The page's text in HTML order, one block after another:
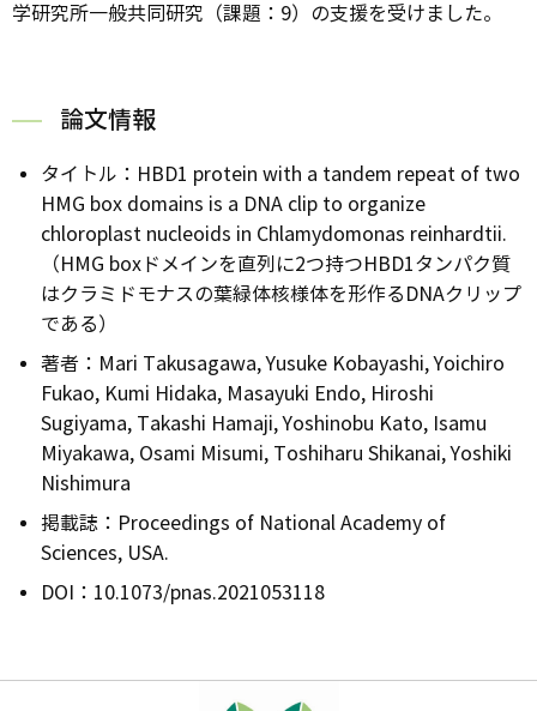
学研究所一般共同研究（課題：9）の支援を受けました。
論文情報
タイトル：HBD1 protein with a tandem repeat of two
HMG box domains is a DNA clip to organize
chloroplast nucleoids in Chlamydomonas reinhardtii.
（HMG boxドメインを直列に2つ持つHBD1タンパク質
はクラミドモナスの葉緑体核様体を形作るDNAクリップ
である）
著者：Mari Takusagawa, Yusuke Kobayashi, Yoichiro
Fukao, Kumi Hidaka, Masayuki Endo, Hiroshi
Sugiyama, Takashi Hamaji, Yoshinobu Kato, Isamu
Miyakawa, Osami Misumi, Toshiharu Shikanai, Yoshiki
Nishimura
掲載誌：Proceedings of National Academy of
Sciences, USA.
DOI：10.1073/pnas.2021053118